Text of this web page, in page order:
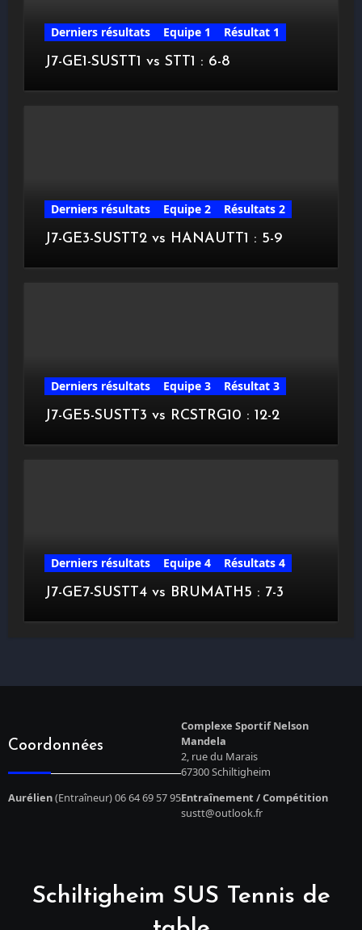
Derniers résultats Equipe 1
Résultat 1
J7-GE1-SUSTT1 vs STT1 : 6-8
Derniers résultats Equipe 2
Résultats 2
J7-GE3-SUSTT2 vs HANAUTT1 : 5-9
Derniers résultats Equipe 3
Résultat 3
J7-GE5-SUSTT3 vs RCSTRG10 : 12-2
Derniers résultats Equipe 4
Résultats 4
J7-GE7-SUSTT4 vs BRUMATH5 : 7-3
Coordonnées
Complexe Sportif Nelson
Mandela
2, rue du Marais
67300 Schiltigheim
Aurélien(Entraîneur) 06 64 69 57 95Entraînement / Compétition
sustt@outlook.fr
Schiltigheim SUS Tennis de